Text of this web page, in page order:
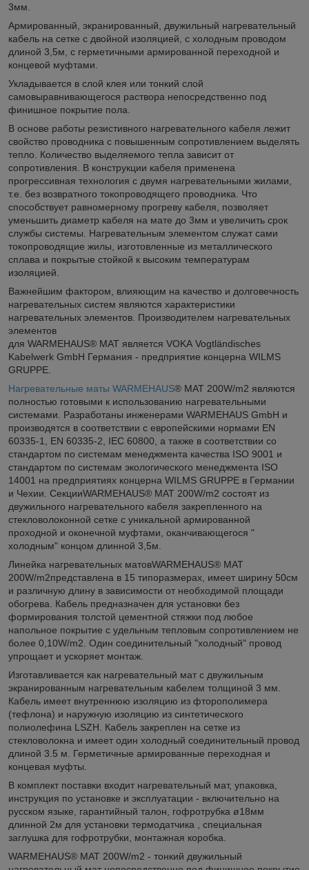
3мм.
Армированный, экранированный, двужильный нагревательный
кабель на сетке с двойной изоляцией, с холодным проводом
длиной 3,5м, с герметичными армированной переходной и
концевой муфтами.
Укладывается в слой клея или тонкий слой
самовыравнивающегося раствора непосредственно под
финишное покрытие пола.
В основе работы резистивного нагревательного кабеля лежит
свойство проводника с повышенным сопротивлением выделять
тепло. Количество выделяемого тепла зависит от
сопротивления. В конструкции кабеля применена
прогрессивная технология с двумя нагревательными жилами,
т.е. без возвратного токопроводящего проводника. Что
способствует равномерному прогреву кабеля, позволяет
уменьшить диаметр кабеля на мате до 3мм и увеличить срок
службы системы. Нагревательным элементом служат сами
токопроводящие жилы, изготовленные из металлического
сплава и покрытые стойкой к высоким температурам
изоляцией.
Важнейшим фактором, влияющим на качество и долговечность
нагревательных систем являются характеристики
нагревательных элементов. Производителем нагревательных
элементов
для WARMEHAUS® MAT является VOKA Vogtländisches
Kabelwerk GmbH Германия - предприятие концерна WILMS
GRUPPE.
Нагревательные маты WARMEHAUS® MAT 200W/m2 являются
полностью готовыми к использованию нагревательными
системами. Разработаны инженерами WARMEHAUS GmbH и
производятся в соответствии с европейскими нормами EN
60335-1, EN 60335-2, IEC 60800, а также в соответствии со
стандартом по системам менеджмента качества ISO 9001 и
стандартом по системам экологического менеджмента ISO
14001 на предприятиях концерна WILMS GRUPPE в Германии
и Чехии. СекцииWARMEHAUS® MAT 200W/m2 состоят из
двужильного нагревательного кабеля закрепленного на
стекловолоконной сетке с уникальной армированной
проходной и оконечной муфтами, оканчивающегося "
холодным" концом длинной 3,5м.
Линейка нагревательных матовWARMEHAUS® MAT
200W/m2представлена в 15 типоразмерах, имеет ширину 50см
и различную длину в зависимости от необходимой площади
обогрева. Кабель предназначен для установки без
формирования толстой цементной стяжки под любое
напольное покрытие с удельным тепловым сопротивлением не
более 0,10W/m2. Один соединительный "холодный" провод
упрощает и ускоряет монтаж.
Изготавливается как нагревательный мат с двужильным
экранированным нагревательным кабелем толщиной 3 мм.
Кабель имеет внутреннюю изоляцию из фторополимера
(тефлона) и наружную изоляцию из синтетического
полиолефина LSZH. Кабель закреплен на сетке из
стекловолокна и имеет один холодный соединительный провод
длиной 3.5 м. Герметичные армированные переходная и
концевая муфты.
В комплект поставки входит нагревательный мат, упаковка,
инструкция по установке и эксплуатации - включительно на
русском языке, гарантийный талон, гофротрубка ø18мм
длинной 2м для установки термодатчика , специальная
заглушка для гофротрубки, монтажная коробка.
WARMEHAUS® MAT 200W/m2 - тонкий двужильный